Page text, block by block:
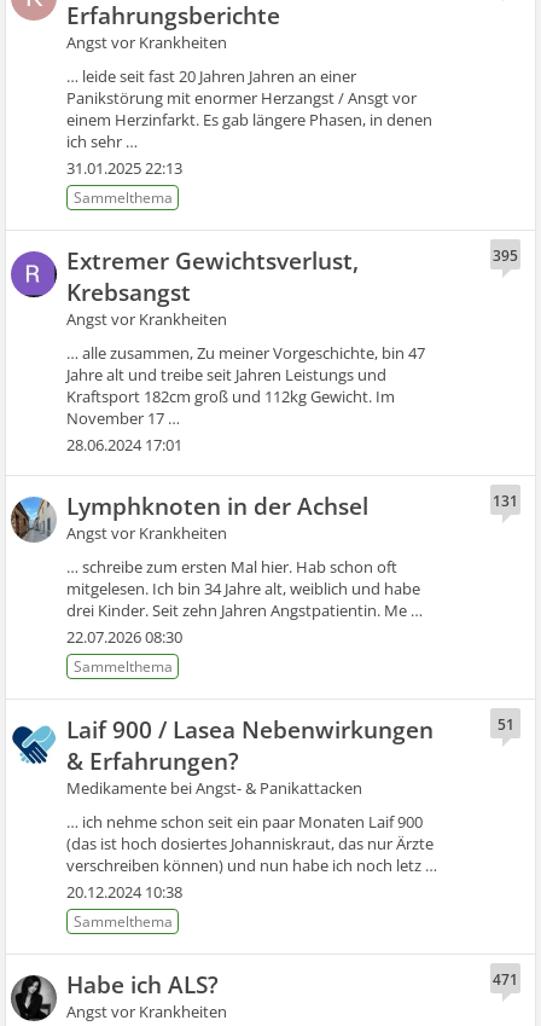
Erfahrungsberichte
Angst vor Krankheiten
… leide seit fast 20 Jahren Jahren an einer
Panikstörung mit enormer Herzangst / Ansgt vor
einem Herzinfarkt. Es gab längere Phasen, in denen
ich sehr …
31.01.2025 22:13
Extremer Gewichtsverlust,
Krebsangst
Angst vor Krankheiten
… alle zusammen, Zu meiner Vorgeschichte, bin 47
Jahre alt und treibe seit Jahren Leistungs und
Kraftsport 182cm groß und 112kg Gewicht. Im
November 17 …
395
28.06.2024 17:01
Lymphknoten in der Achsel
Angst vor Krankheiten
… schreibe zum ersten Mal hier. Hab schon oft
mitgelesen. Ich bin 34 Jahre alt, weiblich und habe
drei Kinder. Seit zehn Jahren Angstpatientin. Me …
131
22.07.2026 08:30
Laif 900 / Lasea Nebenwirkungen
& Erfahrungen?
Medikamente bei Angst- & Panikattacken
… ich nehme schon seit ein paar Monaten Laif 900
(das ist hoch dosiertes Johanniskraut, das nur Ärzte
verschreiben können) und nun habe ich noch letz …
51
20.12.2024 10:38
Habe ich ALS?
Angst vor Krankheiten
471